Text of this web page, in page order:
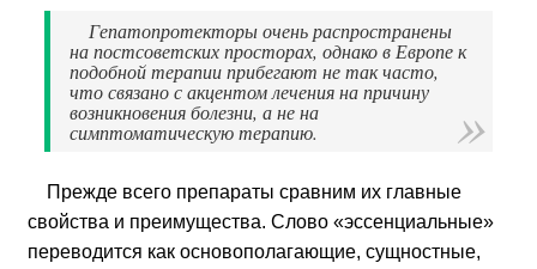
Гепатопротекторы очень распространены
на постсоветских просторах, однако в Европе к
подобной терапии прибегают не так часто,
что связано с акцентом лечения на причину
возникновения болезни, а не на
симптоматическую терапию.
Прежде всего препараты сравним их главные
свойства и преимущества. Слово «эссенциальные»
переводится как основополагающие, сущностные,